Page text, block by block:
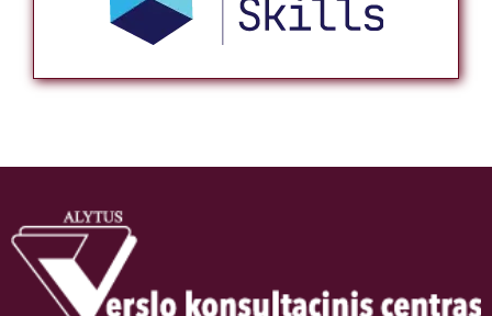
Alytaus verslo konsultacinis centras, įkurtas 1993 metais
– pirmasis verslo konsultacinis centras Lietuvoje,